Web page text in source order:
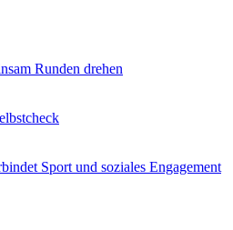
Runden drehen
Sport und soziales Engagement